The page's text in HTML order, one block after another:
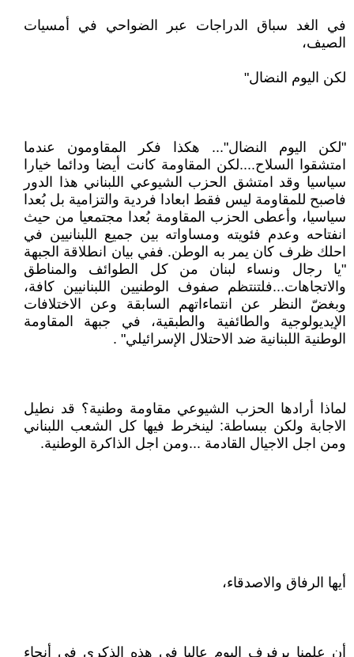
في الغد سباق الدراجات عبر الضواحي في أمسيات
الصيف،
لكن اليوم النضال"
"لكن اليوم النضال"... هكذا فكر المقاومون عندما
امتشقوا السلاح....لكن المقاومة كانت أيضا ودائما خيارا
سياسيا وقد امتشق الحزب الشيوعي اللبناني هذا الدور
فاصبح للمقاومة ليس فقط ابعادا فردية والتزامية بل بُعدا
سياسيا، وأعطى الحزب المقاومة بُعدا مجتمعيا من حيث
انفتاحه وعدم فئويته ومساواته بين جميع اللبنانيين في
احلك ظرف كان يمر به الوطن. ففي بيان انطلاقة الجبهة
"يا رجال ونساء لبنان من كل الطوائف والمناطق
والاتجاهات...فلتنتظم صفوف الوطنيين اللبنانيين كافة،
وبغضّ النظر عن انتماءاتهم السابقة وعن الاختلافات
الإيديولوجية والطائفية والطبقية، في جبهة المقاومة
الوطنية اللبنانية ضد الاحتلال الإسرائيلي" .
لماذا أرادها الحزب الشيوعي مقاومة وطنية؟ قد نطيل
الاجابة ولكن ببساطة: لينخرط فيها كل الشعب اللبناني
ومن اجل الاجيال القادمة ...ومن اجل الذاكرة الوطنية.
أيها الرفاق والاصدقاء،
أن علمنا يرفرف اليوم عاليا في هذه الذكرى في أنحاء